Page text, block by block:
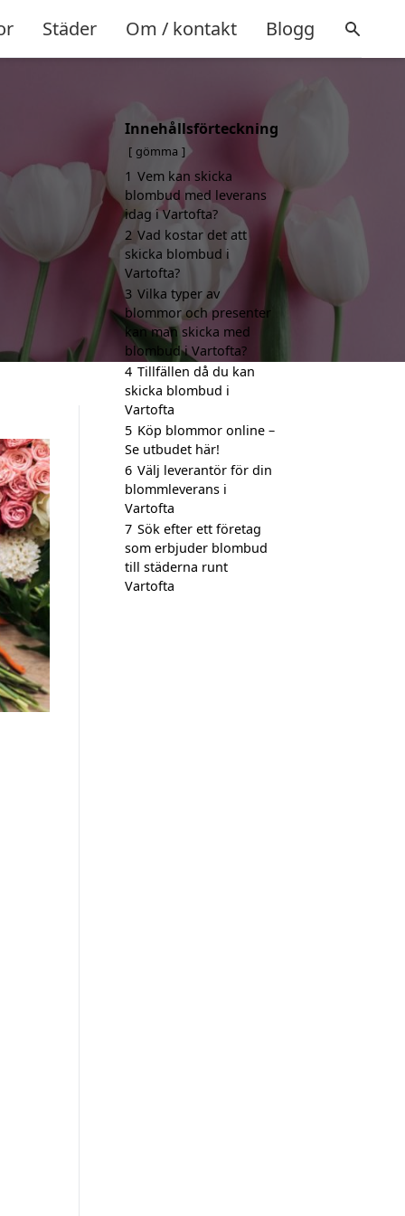
Städer Om / kontakt Blogg
Innehållsförteckning
gömma
1 Vem kan skicka
blombud med leverans
idag i Vartofta?
2 Vad kostar det att
skicka blombud i
Vartofta?
3 Vilka typer av
blommor och presenter
kan man skicka med
blombud i Vartofta?
4 Tillfällen då du kan
skicka blombud i
Vartofta
5 Köp blommor online –
Se utbudet här!
6 Välj leverantör för din
blommleverans i
Vartofta
7 Sök efter ett företag
som erbjuder blombud
till städerna runt
Vartofta